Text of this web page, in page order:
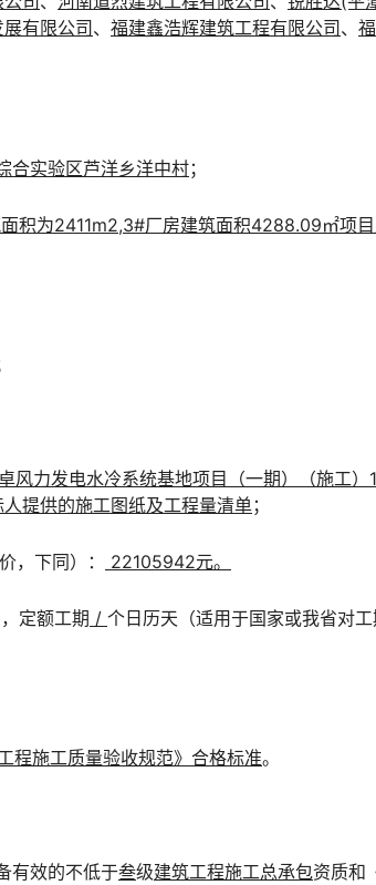
有限公司 、 福建鑫浩辉建筑工程有限公司 、
合实验区芦洋乡洋中村；
积为2411m2,3#厂房建筑面积4288.09㎡项
风力发电水冷系统基地项目（一期）（施工
提供的施工图纸及工程量清单；
，下同）： 22105942元。
定额工期 / 个日历天（适用于国家或我省对
程施工质量验收规范》合格标准。
有效的不低于叁级建筑工程施工总承包资质和